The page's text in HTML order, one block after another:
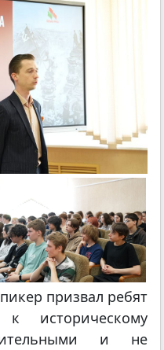
призвал ребят
историческому
и не